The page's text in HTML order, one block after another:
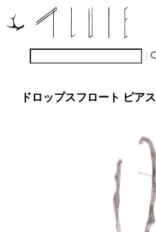
ドロップスフロート ピアス